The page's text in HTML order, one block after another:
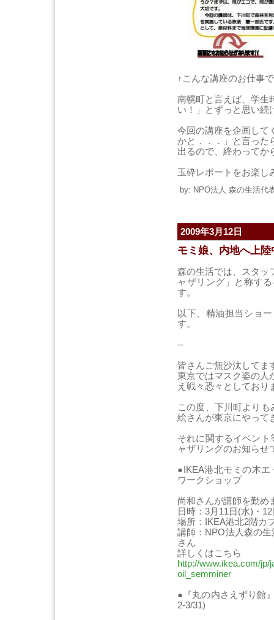
↑こんな講座のお仕事
南幌町と言えば、学生
い！」とずっと思い続
今回の講座を企画して
かと．．．」と言った
出るので、終わってか
玉砕レポートをお楽し
by: NPO法人 森の生活代
2009年3月12日
モミ娘、内地へ上陸
森の生活では、スタッ
ャザリング」と称す
す。
以下、精油担当ショ
す。
--
皆さんご無沙汰してま
東京ではマスク姿の人
え戦々恐々としており
この度、下川町より
絵さんが東京にやって
それに関するイベン
ャザリングのお知らせ
●IKEA港北モミの木
ワークショップ
尚和さんが講師を勤め
日時：3月11日(水)・
場所：IKEA港北2階カ
講師：NPO法人森の
さん
詳しくはこちら
http://www.ikea.com/jp/
oil_semminer
●『丸の内さえずり館
2-3/31)